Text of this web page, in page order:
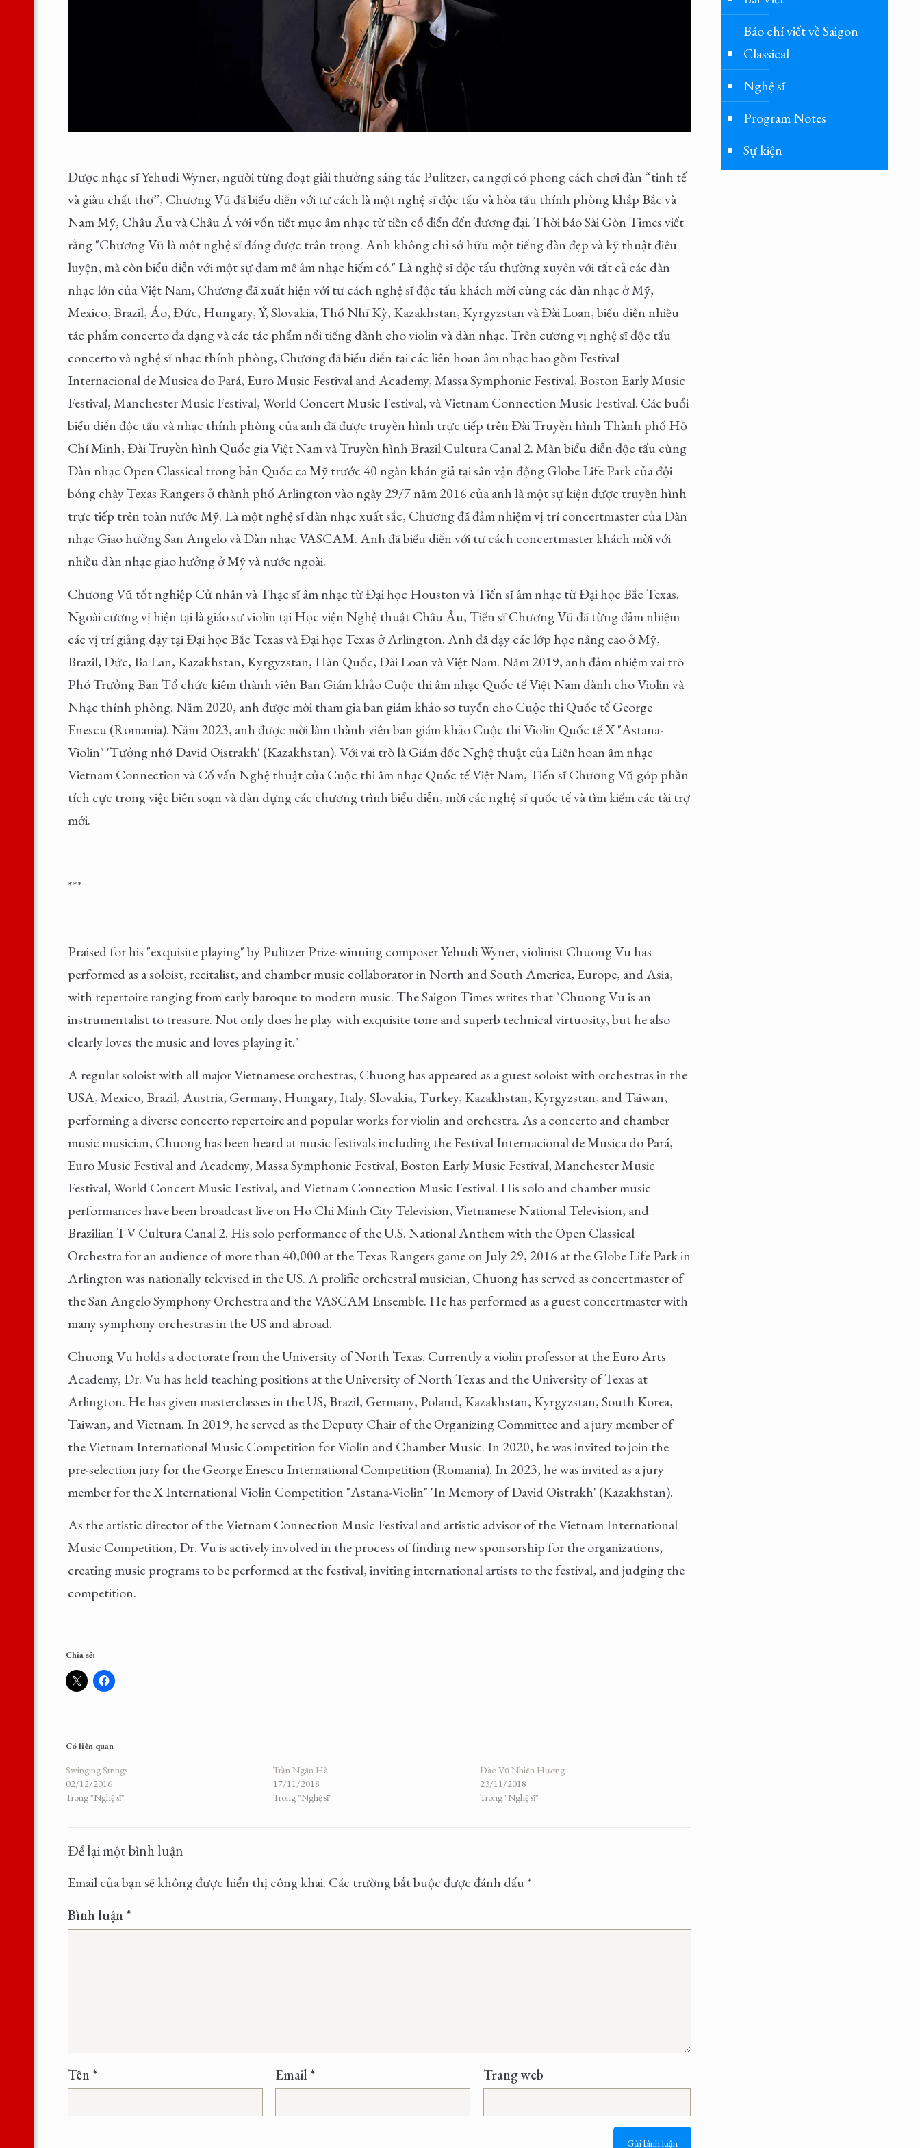
Được nhạc sĩ Yehudi Wyner, người từng đoạt giải thưởng sáng tác Pulitzer, ca ngợi có phong cách chơi đàn “tinh tế
và giàu chất thơ”, Chương Vũ đã biểu diễn với tư cách là một nghệ sĩ độc tấu và hòa tấu thính phòng khắp Bắc và
Nam Mỹ, Châu Âu và Châu Á với vốn tiết mục âm nhạc từ tiền cổ điển đến đương đại. Thời báo Sài Gòn Times viết
rằng "Chương Vũ là một nghệ sĩ đáng được trân trọng. Anh không chỉ sở hữu một tiếng đàn đẹp và kỹ thuật điêu
luyện, mà còn biểu diễn với một sự đam mê âm nhạc hiếm có." Là nghệ sĩ độc tấu thường xuyên với tất cả các dàn
nhạc lớn của Việt Nam, Chương đã xuất hiện với tư cách nghệ sĩ độc tấu khách mời cùng các dàn nhạc ở Mỹ,
Mexico, Brazil, Áo, Đức, Hungary, Ý, Slovakia, Thổ Nhĩ Kỳ, Kazakhstan, Kyrgyzstan và Đài Loan, biểu diễn nhiều
tác phẩm concerto đa dạng và các tác phẩm nổi tiếng dành cho violin và dàn nhạc. Trên cương vị nghệ sĩ độc tấu
concerto và nghệ sĩ nhạc thính phòng, Chương đã biểu diễn tại các liên hoan âm nhạc bao gồm Festival
Internacional de Musica do Pará, Euro Music Festival and Academy, Massa Symphonic Festival, Boston Early Music
Festival, Manchester Music Festival, World Concert Music Festival, và Vietnam Connection Music Festival. Các buổi
biểu diễn độc tấu và nhạc thính phòng của anh đã được truyền hình trực tiếp trên Đài Truyền hình Thành phố Hồ
Chí Minh, Đài Truyền hình Quốc gia Việt Nam và Truyền hình Brazil Cultura Canal 2. Màn biểu diễn độc tấu cùng
Dàn nhạc Open Classical trong bản Quốc ca Mỹ trước 40 ngàn khán giả tại sân vận động Globe Life Park của đội
bóng chày Texas Rangers ở thành phố Arlington vào ngày 29/7 năm 2016 của anh là một sự kiện được truyền hình
trực tiếp trên toàn nước Mỹ. Là một nghệ sĩ dàn nhạc xuất sắc, Chương đã đảm nhiệm vị trí concertmaster của Dàn
nhạc Giao hưởng San Angelo và Dàn nhạc VASCAM. Anh đã biểu diễn với tư cách concertmaster khách mời với
nhiều dàn nhạc giao hưởng ở Mỹ và nước ngoài.
Chương Vũ tốt nghiệp Cử nhân và Thạc sĩ âm nhạc từ Đại học Houston và Tiến sĩ âm nhạc từ Đại học Bắc Texas.
Ngoài cương vị hiện tại là giáo sư violin tại Học viện Nghệ thuật Châu Âu, Tiến sĩ Chương Vũ đã từng đảm nhiệm
các vị trí giảng dạy tại Đại học Bắc Texas và Đại học Texas ở Arlington. Anh đã dạy các lớp học nâng cao ở Mỹ,
Brazil, Đức, Ba Lan, Kazakhstan, Kyrgyzstan, Hàn Quốc, Đài Loan và Việt Nam. Năm 2019, anh đảm nhiệm vai trò
Phó Trưởng Ban Tổ chức kiêm thành viên Ban Giám khảo Cuộc thi âm nhạc Quốc tế Việt Nam dành cho Violin và
Nhạc thính phòng. Năm 2020, anh được mời tham gia ban giám khảo sơ tuyển cho Cuộc thi Quốc tế George
Enescu (Romania). Năm 2023, anh được mời làm thành viên ban giám khảo Cuộc thi Violin Quốc tế X "Astana-
Violin" 'Tưởng nhớ David Oistrakh' (Kazakhstan). Với vai trò là Giám đốc Nghệ thuật của Liên hoan âm nhạc
Vietnam Connection và Cố vấn Nghệ thuật của Cuộc thi âm nhạc Quốc tế Việt Nam, Tiến sĩ Chương Vũ góp phần
tích cực trong việc biên soạn và dàn dựng các chương trình biểu diễn, mời các nghệ sĩ quốc tế và tìm kiếm các tài trợ
mới.
***
Praised for his "exquisite playing" by Pulitzer Prize-winning composer Yehudi Wyner, violinist Chuong Vu has
performed as a soloist, recitalist, and chamber music collaborator in North and South America, Europe, and Asia,
with repertoire ranging from early baroque to modern music. The Saigon Times writes that "Chuong Vu is an
instrumentalist to treasure. Not only does he play with exquisite tone and superb technical virtuosity, but he also
clearly loves the music and loves playing it."
A regular soloist with all major Vietnamese orchestras, Chuong has appeared as a guest soloist with orchestras in the
USA, Mexico, Brazil, Austria, Germany, Hungary, Italy, Slovakia, Turkey, Kazakhstan, Kyrgyzstan, and Taiwan,
performing a diverse concerto repertoire and popular works for violin and orchestra. As a concerto and chamber
music musician, Chuong has been heard at music festivals including the Festival Internacional de Musica do Pará,
Euro Music Festival and Academy, Massa Symphonic Festival, Boston Early Music Festival, Manchester Music
Festival, World Concert Music Festival, and Vietnam Connection Music Festival. His solo and chamber music
performances have been broadcast live on Ho Chi Minh City Television, Vietnamese National Television, and
Brazilian TV Cultura Canal 2. His solo performance of the U.S. National Anthem with the Open Classical
Orchestra for an audience of more than 40,000 at the Texas Rangers game on July 29, 2016 at the Globe Life Park in
Arlington was nationally televised in the US. A prolific orchestral musician, Chuong has served as concertmaster of
the San Angelo Symphony Orchestra and the VASCAM Ensemble. He has performed as a guest concertmaster with
many symphony orchestras in the US and abroad.
Chuong Vu holds a doctorate from the University of North Texas. Currently a violin professor at the Euro Arts
Academy, Dr. Vu has held teaching positions at the University of North Texas and the University of Texas at
Arlington. He has given masterclasses in the US, Brazil, Germany, Poland, Kazakhstan, Kyrgyzstan, South Korea,
Taiwan, and Vietnam. In 2019, he served as the Deputy Chair of the Organizing Committee and a jury member of
the Vietnam International Music Competition for Violin and Chamber Music. In 2020, he was invited to join the
pre-selection jury for the George Enescu International Competition (Romania). In 2023, he was invited as a jury
member for the X International Violin Competition "Astana-Violin" 'In Memory of David Oistrakh' (Kazakhstan).
As the artistic director of the Vietnam Connection Music Festival and artistic advisor of the Vietnam International
Music Competition, Dr. Vu is actively involved in the process of finding new sponsorship for the organizations,
creating music programs to be performed at the festival, inviting international artists to the festival, and judging the
competition.
Chia sẻ:
Có liên quan
Swinging Strings
02/12/2016
Trong "Nghệ sĩ"
Trần Ngân Hà
17/11/2018
Trong "Nghệ sĩ"
Đào Vũ Nhiên Hương
23/11/2018
Trong "Nghệ sĩ"
Để lại một bình luận
Email của bạn sẽ không được hiển thị công khai. Các trường bắt buộc được đánh dấu *
Bình luận *
Tên * Email * Trang web
Báo chí viết về Saigon
Classical
Nghệ sĩ
Program Notes
Sự kiện